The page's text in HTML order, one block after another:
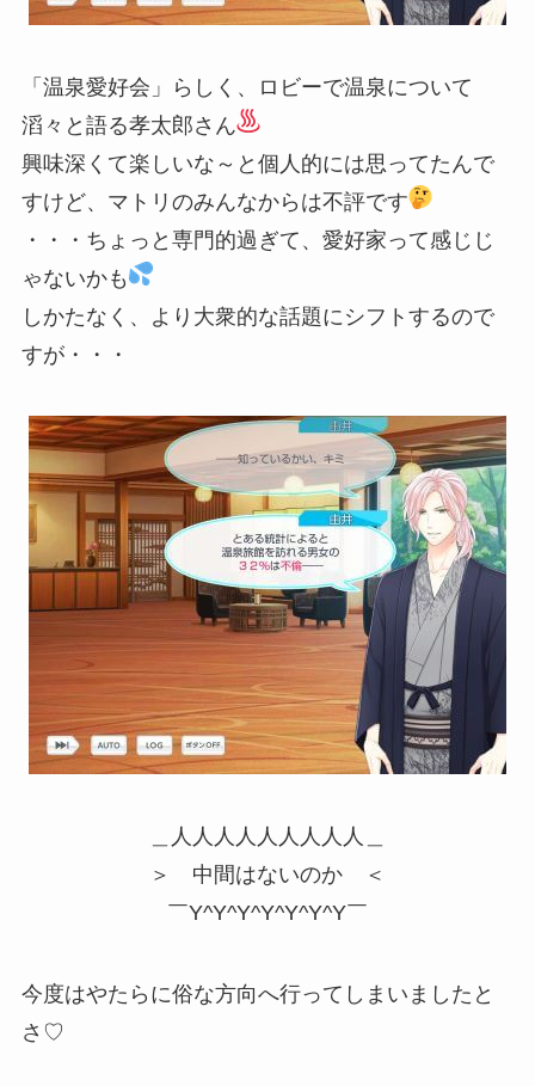
「温泉愛好会」らしく、ロビーで温泉について
滔々と語る孝太郎さん
興味深くて楽しいな～と個人的には思ってたんで
すけど、マトリのみんなからは不評です
・・・ちょっと専門的過ぎて、愛好家って感じじ
ゃないかも
しかたなく、より大衆的な話題にシフトするので
すが・・・
＿人人人人人人人人人＿
＞ 中間はないのか ＜
￣Y^Y^Y^Y^Y^Y^Y￣
今度はやたらに俗な方向へ行ってしまいましたと
さ♡